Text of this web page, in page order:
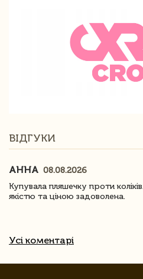
ВІДГУКИ
АННА 08.08.2026
Купувала пляшечку проти
якістю та ціною задоволена.
Усі коментарі